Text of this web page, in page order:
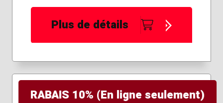
Plus de détails
RABAIS 10% (En ligne seulement)